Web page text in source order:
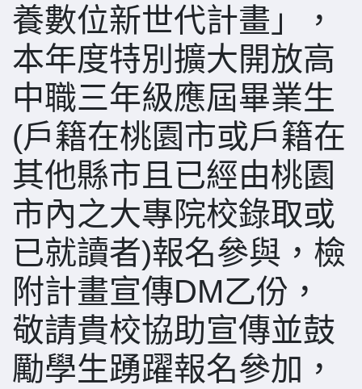
養數位新世代計畫」，
本年度特別擴大開放高
中職三年級應屆畢業生
(戶籍在桃園市或戶籍在
其他縣市且已經由桃園
市內之大專院校錄取或
已就讀者)報名參與，檢
附計畫宣傳DM乙份，
敬請貴校協助宣傳並鼓
勵學生踴躍報名參加，